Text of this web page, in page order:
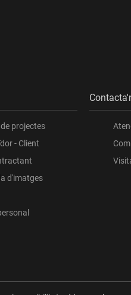
projectes
- Client
d'imatges